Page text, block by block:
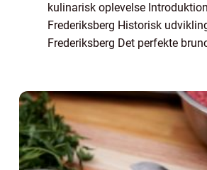
kulinarisk oplevelse
Frederiksberg Historisk
Frederiksberg Det perfekte